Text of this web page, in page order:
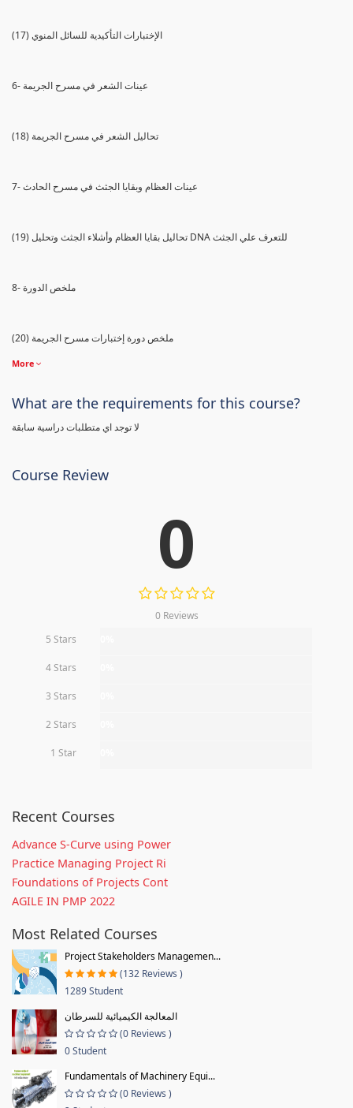
(17) الإختبارات التأكيدية للسائل المنوي
6- عينات الشعر في مسرح الجريمة
(18) تحاليل الشعر في مسرح الجريمة
7- عينات العظام وبقايا الجثث في مسرح الحادث
(19) تحاليل بقايا العظام وأشلاء الجثث وتحليل DNA للتعرف علي الجثث
8- ملخص الدورة
(20) ملخص دورة إختبارات مسرح الجريمة
More
What are the requirements for this course?
لا توجد اي متطلبات دراسية سابقة
Course Review
0
0 Reviews
5 Stars
4 Stars
3 Stars
2 Stars
1 Star
Recent Courses
Advance S-Curve using Power
Practice Managing Project Ri
Foundations of Projects Cont
AGILE IN PMP 2022
Most Related Courses
Project Stakeholders Managemen...
(132 Reviews )
1289 Student
المعالجة الكيميائية للسرطان
(0 Reviews )
0 Student
Fundamentals of Machinery Equi...
(0 Reviews )